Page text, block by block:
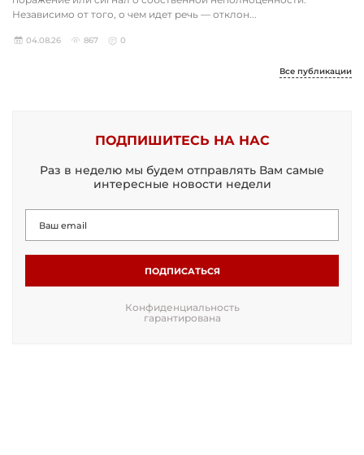
Независимо от того, о чем идет речь — отклон...
04.08.26 867 0
Все публикации
ПОДПИШИТЕСЬ НА НАС
Раз в неделю мы будем отправлять Вам самые
интересные новости недели
ПОДПИСАТЬСЯ
Конфиденциальность
гарантирована